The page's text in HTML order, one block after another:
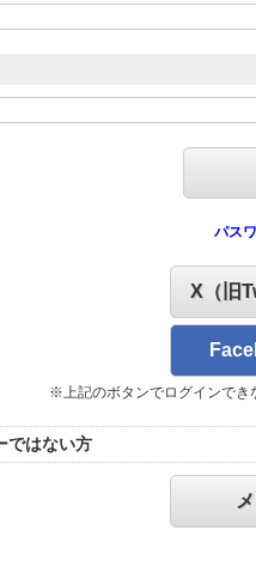
パス
X（旧
※上記のボタンでログインでき
ではない方